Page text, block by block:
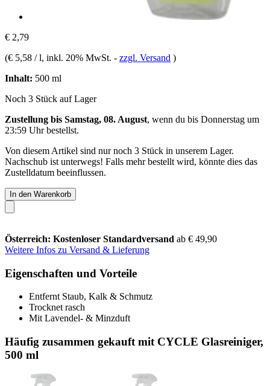
€ 2,79
(€ 5,58 / l, inkl. 20% MwSt. - zzgl. Versand )
Inhalt: 500 ml
Noch 3 Stück auf Lager
Zustellung bis Samstag, 08. August, wenn du bis Donnerstag um
23:59 Uhrbestellst.
Von diesem Artikel sind nur noch 3 Stück in unserem Lager.
Nachschub ist unterwegs! Falls mehr bestellt wird, könnte dies das
Zustelldatum beeinflussen.
In den Warenkorb
Österreich: Kostenloser Standardversand ab € 49,90
Weitere Infos zu Versand & Lieferung
Eigenschaften und Vorteile
Entfernt Staub, Kalk & Schmutz
Trocknet rasch
Mit Lavendel- & Minzduft
Häufig zusammen gekauft mit CYCLE Glasreiniger,
500 ml